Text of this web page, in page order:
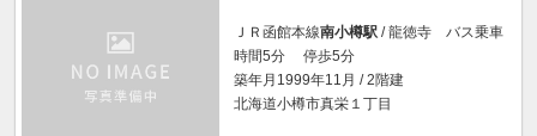
ＪＲ函館本線南小樽駅 / 龍徳寺 バス乗車
時間5分 停歩5分
築年月1999年11月 / 2階建
北海道小樽市真栄１丁目